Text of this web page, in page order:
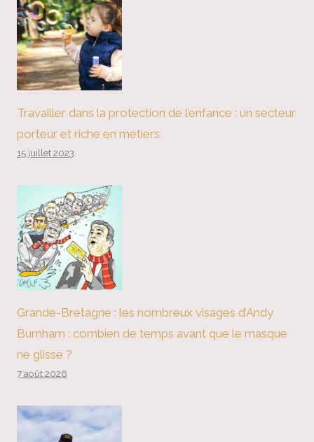
Travailler dans la protection de l’enfance : un secteur
porteur et riche en métiers
15 juillet 2023
Grande-Bretagne : les nombreux visages d’Andy
Burnham : combien de temps avant que le masque
ne glisse ?
7 août 2026